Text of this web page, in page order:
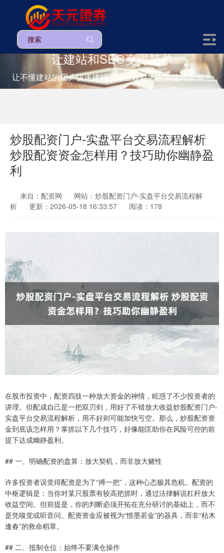
让建站和SEO变得简单
让不懂建站的用户快速建站，让会建站的提高建站效率！
炒股配资门户-实盘平台交易流程解析
炒股配资资金怎样用？技巧助你幽静盈
利
来自：配资网
网站：炒股配资门户-实盘平台交易流程解
析
更新：2026-05-18 16:33:57 阅读：178
在股市投资中，配资四肢一种放大资金的神情，眩惑了不少投资者的
讲理。但配成自己是一把双刃剑，用好了不错放大收益炒股配资门户-
实盘平台交易流程解析，用不好则可能加快亏空。那么，炒股配资资
金到底该怎样用？掌抓以下几个技巧，好像能匡助你在风险可控的前
提下达成幽静盈利。
## 一、明确配资的盘算：放大契机，而非放大赌性
许多投资者误觉得配资是为了“搏一把”，这种心态极其危机。配资的
中枢逻辑是：当你对某只股票有较高把抓时，通过法律解说杠杆放大
收益空间。但前提是，你的判断必须开拓在充分研讨的基础上，而不
是凭嗅觉或听音问。配资资金应被视为“惜墨若金”的器具，而非“枯木
逢春”的救命稻草。
## 二、抵制仓位：始终不要满仓操作